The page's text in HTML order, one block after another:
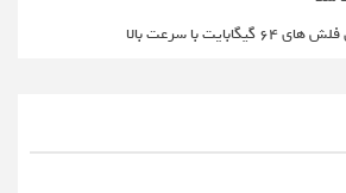
با سرعت بالا